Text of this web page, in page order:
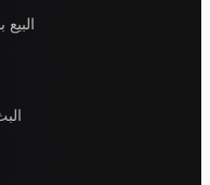
البيع
البث